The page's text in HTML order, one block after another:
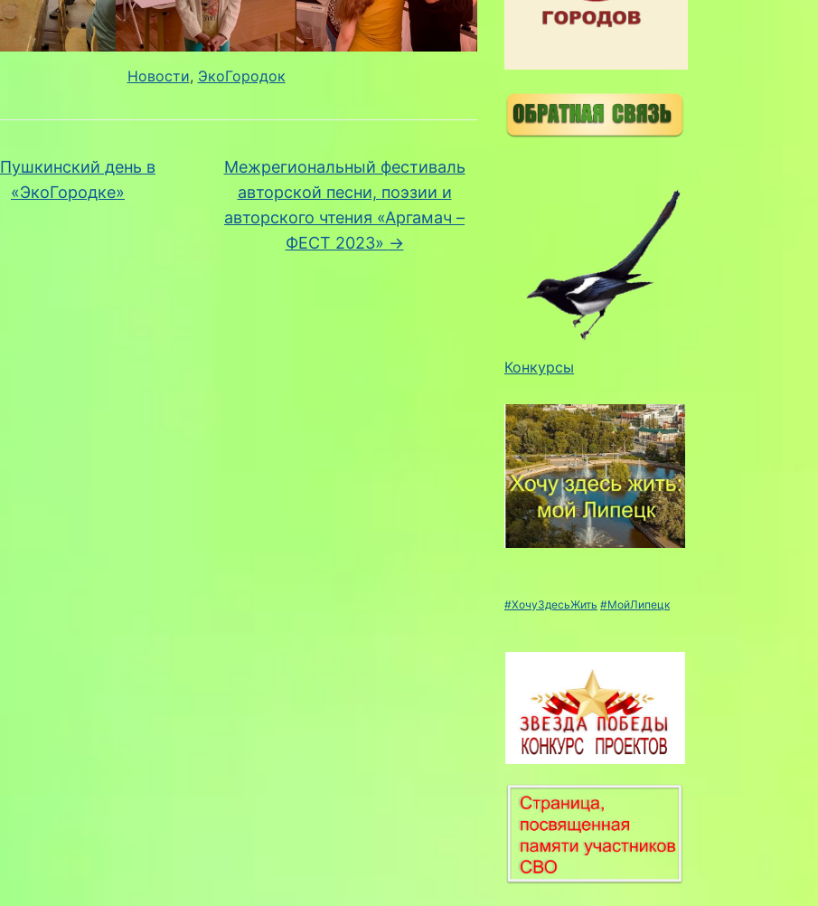
Новости, ЭкоГородок
Пушкинский день в
«ЭкоГородке»
Межрегиональный фестиваль
авторской песни, поэзии и
авторского чтения «Аргамач –
ФЕСТ 2023» →
Конкурсы
#ХочуЗдесьЖить #МойЛипецк